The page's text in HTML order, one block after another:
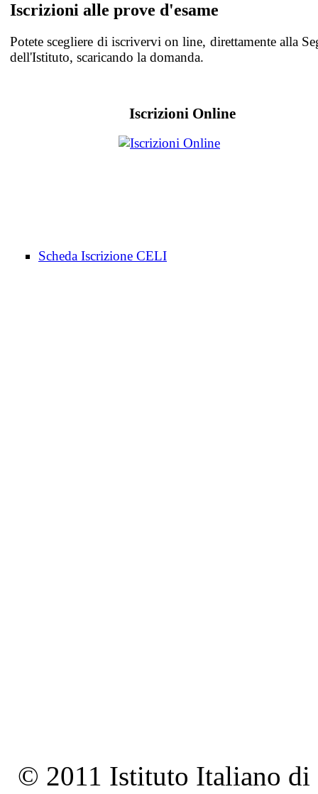
Iscrizioni alle prove d'esame
Potete scegliere di iscrivervi on line, direttamente alla
dell'Istituto, scaricando la domanda.
Iscrizioni Online
Scheda Iscrizione CELI
© 2011 Istituto Italiano di